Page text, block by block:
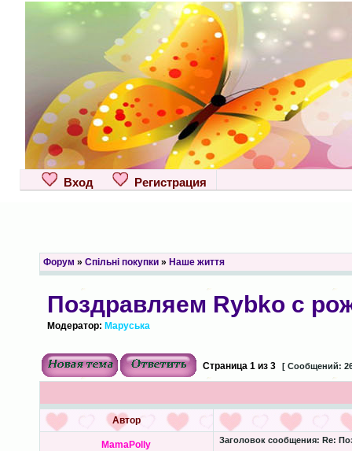
Вход Регистрация
Форум » Спільні покупки» Наше життя
Поздравляем Rybko с
Модератор: Маруська
Страница 1из 3 [ Сообщений:
Автор
MamaPolly Заголовок сообщения: Re: